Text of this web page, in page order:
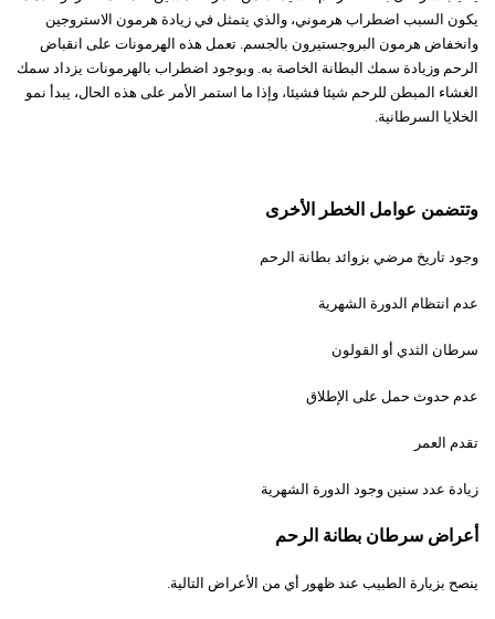
يكون السبب اضطراب هرموني، والذي يتمثل في زيادة هرمون الاستروجين
وانخفاض هرمون البروجستيرون بالجسم. تعمل هذه الهرمونات على انقباض
الرحم وزيادة سمك البطانة الخاصة به. وبوجود اضطراب بالهرمونات يزداد سمك
الغشاء المبطن للرحم شيئا فشيئا، وإذا ما استمر الأمر على هذه الحال، يبدأ نمو
الخلايا السرطانية.
وتتضمن عوامل الخطر الأخرى
وجود تاريخ مرضي بزوائد بطانة الرحم
عدم انتظام الدورة الشهرية
سرطان الثدي أو القولون
عدم حدوث حمل على الإطلاق
تقدم العمر
زيادة عدد سنين وجود الدورة الشهرية
أعراض سرطان بطانة الرحم
ينصح بزيارة الطبيب عند ظهور أي من الأعراض التالية.